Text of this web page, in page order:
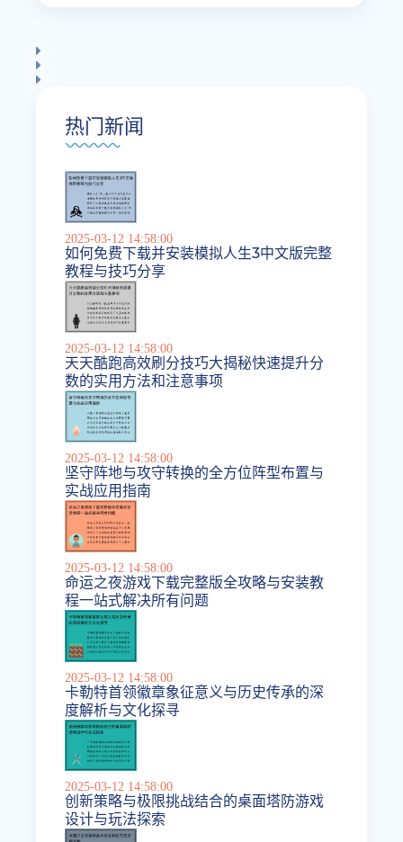
热门新闻
2025-03-12 14:58:00
如何免费下载并安装模拟人生3中文版完整
教程与技巧分享
2025-03-12 14:58:00
天天酷跑高效刷分技巧大揭秘快速提升分
数的实用方法和注意事项
2025-03-12 14:58:00
坚守阵地与攻守转换的全方位阵型布置与
实战应用指南
2025-03-12 14:58:00
命运之夜游戏下载完整版全攻略与安装教
程一站式解决所有问题
2025-03-12 14:58:00
卡勒特首领徽章象征意义与历史传承的深
度解析与文化探寻
2025-03-12 14:58:00
创新策略与极限挑战结合的桌面塔防游戏
设计与玩法探索